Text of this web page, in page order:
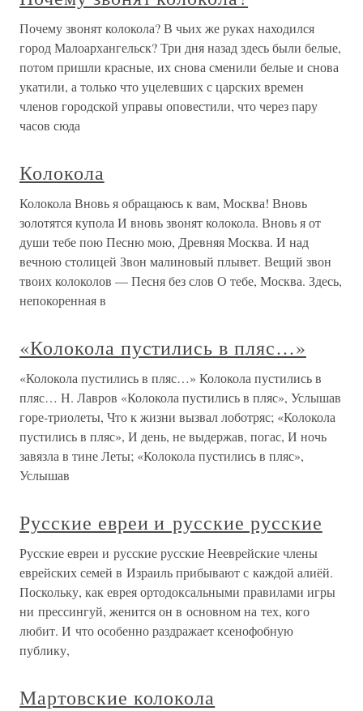
Почему звонят колокола? В чьих же руках находился
город Малоархангельск? Три дня назад здесь были белые,
потом пришли красные, их снова сменили белые и снова
укатили, а только что уцелевших с царских времен
членов городской управы оповестили, что через пару
часов сюда
Колокола
Колокола Вновь я обращаюсь к вам, Москва! Вновь
золотятся купола И вновь звонят колокола. Вновь я от
души тебе пою Песню мою, Древняя Москва. И над
вечною столицей Звон малиновый плывет. Вещий звон
твоих колоколов — Песня без слов О тебе, Москва. Здесь,
непокоренная в
«Колокола пустились в пляс…»
«Колокола пустились в пляс…» Колокола пустились в
пляс… Н. Лавров «Колокола пустились в пляс», Услышав
горе-триолеты, Что к жизни вызвал лоботряс; «Колокола
пустились в пляс», И день, не выдержав, погас, И ночь
завязла в тине Леты; «Колокола пустились в пляс»,
Услышав
Русские евреи и русские русские
Русские евреи и русские русские Нееврейские члены
еврейских семей в Израиль прибывают с каждой алиёй.
Поскольку, как еврея ортодоксальными правилами игры
ни прессингуй, женится он в основном на тех, кого
любит. И что особенно раздражает ксенофобную
публику,
Мартовские колокола